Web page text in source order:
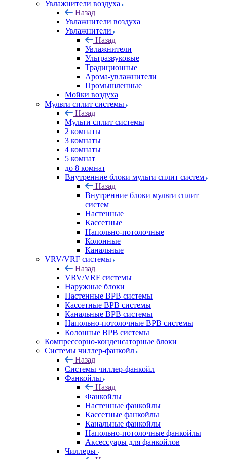
Увлажнители воздуха
Назад
Увлажнители воздуха
Увлажнители
Назад
Увлажнители
Ультразвуковые
Традиционные
Арома-увлажнители
Промышленные
Мойки воздуха
Мульти сплит системы
Назад
Мульти сплит системы
2 комнаты
3 комнаты
4 комнаты
5 комнат
до 8 комнат
Внутренние блоки мульти сплит систем
Назад
Внутренние блоки мульти сплит
систем
Настенные
Кассетные
Напольно-потолочные
Колонные
Канальные
VRV/VRF системы
Назад
VRV/VRF системы
Наружные блоки
Настенные ВРВ системы
Кассетные ВРВ системы
Канальные ВРВ системы
Напольно-потолочные ВРВ системы
Колонные ВРВ системы
Компрессорно-конденсаторные блоки
Системы чиллер-фанкойл
Назад
Системы чиллер-фанкойл
Фанкойлы
Назад
Фанкойлы
Настенные фанкойлы
Кассетные фанкойлы
Канальные фанкойлы
Напольно-потолочные фанкойлы
Аксессуары для фанкойлов
Чиллеры